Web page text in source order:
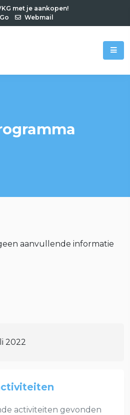
met je aankopen!
Go
Webmail
aanvullende informatie
2022
activiteiten gevonden